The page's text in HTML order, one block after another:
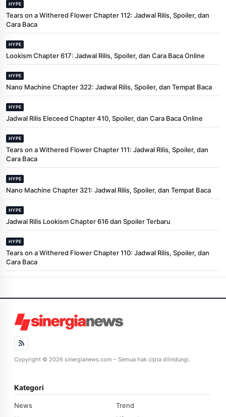
HYPE
Tears on a Withered Flower Chapter 112: Jadwal Rilis, Spoiler, dan
Cara Baca
HYPE
Lookism Chapter 617: Jadwal Rilis, Spoiler, dan Cara Baca Online
HYPE
Nano Machine Chapter 322: Jadwal Rilis, Spoiler, dan Tempat Baca
HYPE
Jadwal Rilis Eleceed Chapter 410, Spoiler, dan Cara Baca Online
HYPE
Tears on a Withered Flower Chapter 111: Jadwal Rilis, Spoiler, dan
Cara Baca
HYPE
Nano Machine Chapter 321: Jadwal Rilis, Spoiler, dan Tempat Baca
HYPE
Jadwal Rilis Lookism Chapter 616 dan Spoiler Terbaru
HYPE
Tears on a Withered Flower Chapter 110: Jadwal Rilis, Spoiler, dan
Cara Baca
Copyright © 2026 sinergianews.com – Semua hak cipta dilindungi.
Kategori
News
Trend